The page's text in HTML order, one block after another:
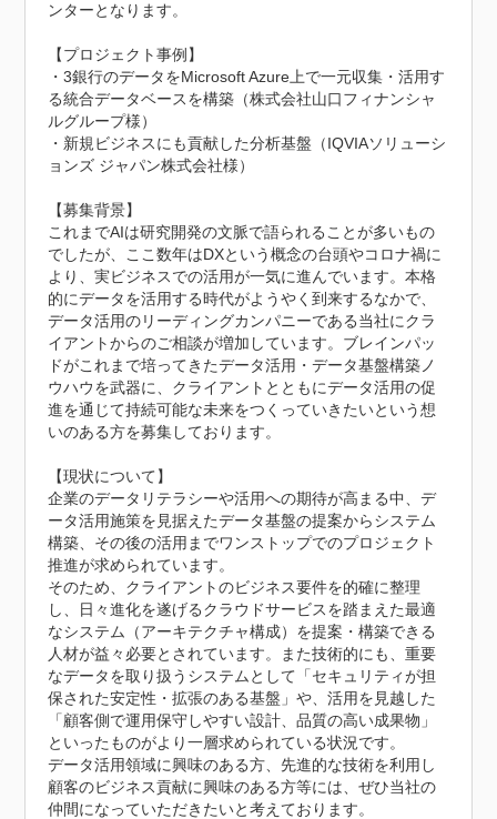
ンターとなります。
【プロジェクト事例】
・3銀行のデータをMicrosoft Azure上で一元収集・活用す
る統合データベースを構築（株式会社山口フィナンシャ
ルグループ様）
・新規ビジネスにも貢献した分析基盤（IQVIAソリューシ
ョンズ ジャパン株式会社様）
【募集背景】
これまでAIは研究開発の文脈で語られることが多いもの
でしたが、ここ数年はDXという概念の台頭やコロナ禍に
より、実ビジネスでの活用が一気に進んでいます。本格
的にデータを活用する時代がようやく到来するなかで、
データ活用のリーディングカンパニーである当社にクラ
イアントからのご相談が増加しています。ブレインパッ
ドがこれまで培ってきたデータ活用・データ基盤構築ノ
ウハウを武器に、クライアントとともにデータ活用の促
進を通じて持続可能な未来をつくっていきたいという想
いのある方を募集しております。
【現状について】
企業のデータリテラシーや活用への期待が高まる中、デ
ータ活用施策を見据えたデータ基盤の提案からシステム
構築、その後の活用までワンストップでのプロジェクト
推進が求められています。
そのため、クライアントのビジネス要件を的確に整理
し、日々進化を遂げるクラウドサービスを踏まえた最適
なシステム（アーキテクチャ構成）を提案・構築できる
人材が益々必要とされています。また技術的にも、重要
なデータを取り扱うシステムとして「セキュリティが担
保された安定性・拡張のある基盤」や、活用を見越した
「顧客側で運用保守しやすい設計、品質の高い成果物」
といったものがより一層求められている状況です。
データ活用領域に興味のある方、先進的な技術を利用し
顧客のビジネス貢献に興味のある方等には、ぜひ当社の
仲間になっていただきたいと考えております。